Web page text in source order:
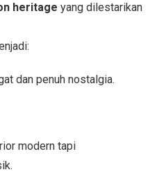
heritage yang dilestarikan
dan penuh nostalgia.
modern tapi